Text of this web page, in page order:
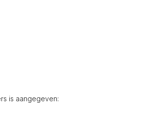
is aangegeven: